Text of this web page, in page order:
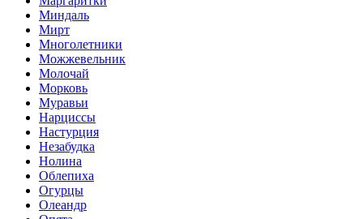
Миндаль
Мирт
Многолетники
Можжевельник
Молочай
Морковь
Муравьи
Нарциссы
Настурция
Незабудка
Нолина
Облепиха
Огурцы
Олеандр